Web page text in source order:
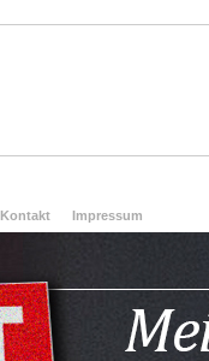
Kontakt Impressum